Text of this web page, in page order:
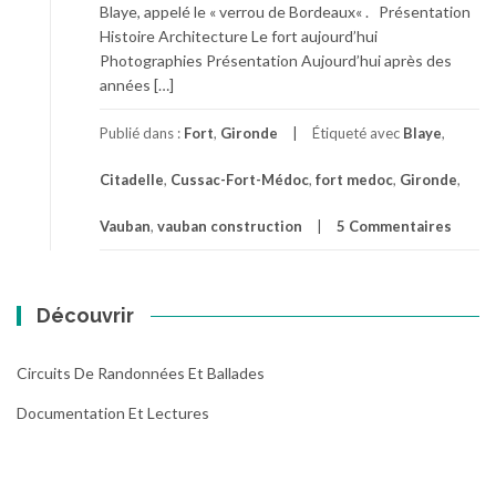
Blaye, appelé le « verrou de Bordeaux« . Présentation
Histoire Architecture Le fort aujourd’hui
Photographies Présentation Aujourd’hui après des
années […]
Publié dans : Fort, Gironde Étiqueté avec Blaye,
Citadelle, Cussac-Fort-Médoc, fort medoc, Gironde,
Vauban, vauban construction 5 Commentaires
Découvrir
Circuits De Randonnées Et Ballades
Documentation Et Lectures